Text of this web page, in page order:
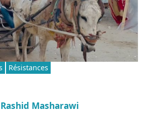
Résistances
Masharawi